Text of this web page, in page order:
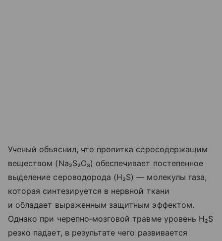
Ученый объяснил, что пропитка серосодержащим
веществом (Na₂S₂O₃) обеспечивает постепенное
выделение сероводорода (H₂S) — молекулы газа,
которая синтезируется в нервной ткани
и обладает выраженным защитным эффектом.
Однако при черепно‑мозговой травме уровень H₂S
резко падает, в результате чего развивается